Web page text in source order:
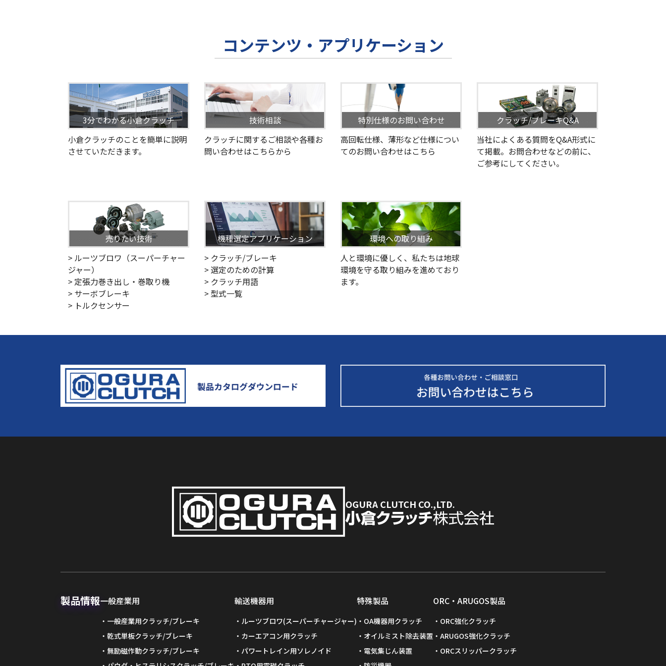
コンテンツ・アプリケーション
3分でわかる小倉クラッチ
小倉クラッチのことを簡単に説明
させていただきます。
技術相談
クラッチに関するご相談や各種お
問い合わせはこちらから
特別仕様のお問い合わせ
高回転仕様、薄形など仕様につい
てのお問い合わせはこちら
クラッチ/ブレーキQ&A
当社によくある質問をQ&A形式に
て掲載。お問合わせなどの前に、
ご参考にしてください。
売りたい技術
> ルーツブロワ（スーパーチャー
ジャー）
> 定張力巻き出し・巻取り機
> サーボブレーキ
> トルクセンサー
機種選定アプリケーション
> クラッチ/ブレーキ
> 選定のための計算
> クラッチ用語
> 型式一覧
環境への取り組み
人と環境に優しく、私たちは地球
環境を守る取り組みを進めており
ます。
OGURA CLUTCH CO.,LTD.
製品情報一般産業用
一般産業用クラッチ/ブレーキ
乾式単板クラッチ/ブレーキ
無励磁作動クラッチ/ブレーキ
輸送機器用
ルーツブロワ(スーパーチャージャー)
カーエアコン用クラッチ
パワートレイン用ソレノイド
特殊製品
OA機器用クラッチ
オイルミスト除去装置
電気集じん装置
ORC・ARUGOS製品
ORC強化クラッチ
ARUGOS強化クラッチ
ORCスリッパークラッチ